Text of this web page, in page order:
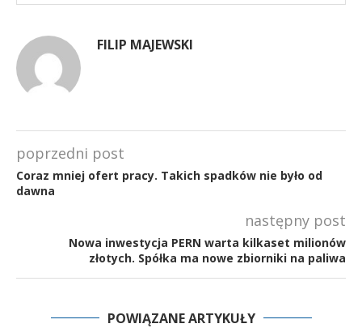
FILIP MAJEWSKI
poprzedni post
Coraz mniej ofert pracy. Takich spadków nie było od
dawna
następny post
Nowa inwestycja PERN warta kilkaset milionów
złotych. Spółka ma nowe zbiorniki na paliwa
POWIĄZANE ARTYKUŁY